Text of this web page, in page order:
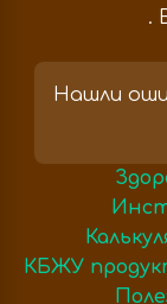
.
Нашли
КБЖУ